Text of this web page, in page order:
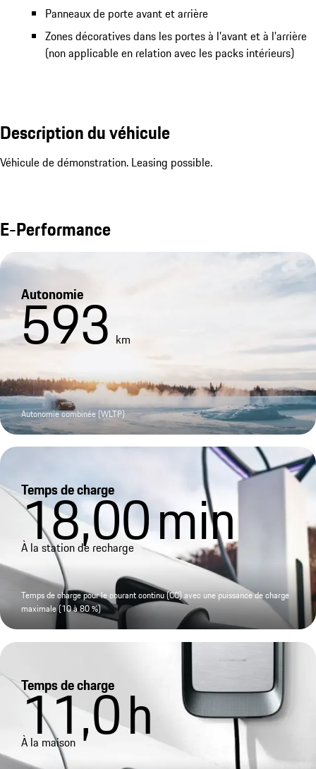
Panneaux de porte avant et arrière
Zones décoratives dans les portes à l'avant et à l'arrière
(non applicable en relation avec les packs intérieurs)
Description du véhicule
Véhicule de démonstration. Leasing possible.
E-Performance
Autonomie
593 km
Autonomie combinée (WLTP)
Temps de charge
18,00min
À la station de recharge
Temps de charge pour le courant continu (CC) avec une puissance de charge
maximale (10 à 80 %)
Temps de charge
11,0h
À la maison